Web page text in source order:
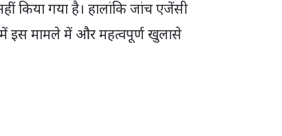
किया गया है। हालांकि जांच एजेंसी
में इस मामले में और महत्वपूर्ण खुलासे